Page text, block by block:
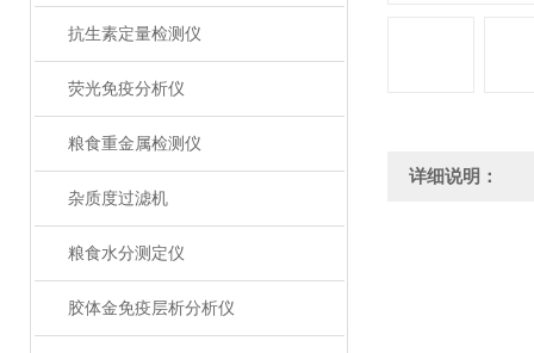
抗生素定量检测仪
荧光免疫分析仪
粮食重金属检测仪
杂质度过滤机
粮食水分测定仪
胶体金免疫层析分析仪
详细说明：